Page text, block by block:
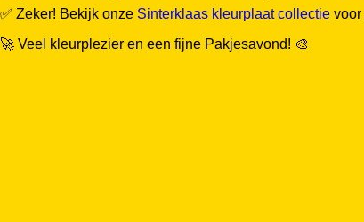
✅ Zeker! Bekijk onze Sinterklaas kleurplaat collectie
🚀 Veel kleurplezier en een fijne Pakjesavond! 🎨